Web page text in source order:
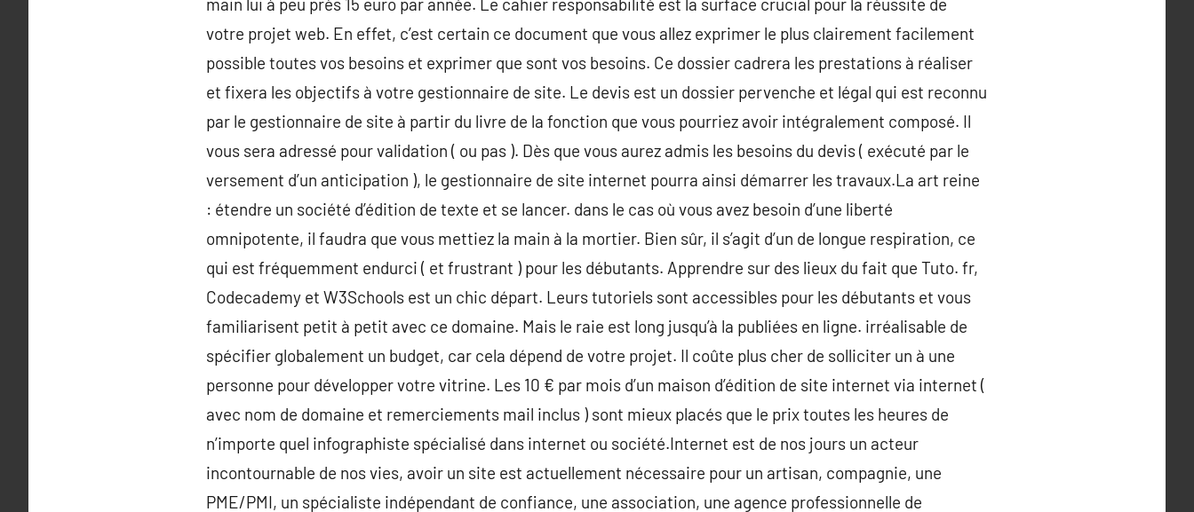
votre projet web. En effet, c’est certain ce document que vous allez exprimer le plus clairement facilement
possible toutes vos besoins et exprimer que sont vos besoins. Ce dossier cadrera les prestations à réaliser
et fixera les objectifs à votre gestionnaire de site. Le devis est un dossier pervenche et légal qui est reconnu
par le gestionnaire de site à partir du livre de la fonction que vous pourriez avoir intégralement composé. Il
vous sera adressé pour validation ( ou pas ). Dès que vous aurez admis les besoins du devis ( exécuté par le
versement d’un anticipation ), le gestionnaire de site internet pourra ainsi démarrer les travaux.La art reine
: étendre un société d’édition de texte et se lancer. dans le cas où vous avez besoin d’une liberté
omnipotente, il faudra que vous mettiez la main à la mortier. Bien sûr, il s’agit d’un de longue respiration, ce
qui est fréquemment endurci ( et frustrant ) pour les débutants. Apprendre sur des lieux du fait que Tuto. fr,
Codecademy et W3Schools est un chic départ. Leurs tutoriels sont accessibles pour les débutants et vous
familiarisent petit à petit avec ce domaine. Mais le raie est long jusqu’à la publiées en ligne. irréalisable de
spécifier globalement un budget, car cela dépend de votre projet. Il coûte plus cher de solliciter un à une
personne pour développer votre vitrine. Les 10 € par mois d’un maison d’édition de site internet via internet (
avec nom de domaine et remerciements mail inclus ) sont mieux placés que le prix toutes les heures de
n’importe quel infographiste spécialisé dans internet ou société.Internet est de nos jours un acteur
incontournable de nos vies, avoir un site est actuellement nécessaire pour un artisan, compagnie, une
PME/PMI, un spécialiste indépendant de confiance, une association, une agence professionnelle de